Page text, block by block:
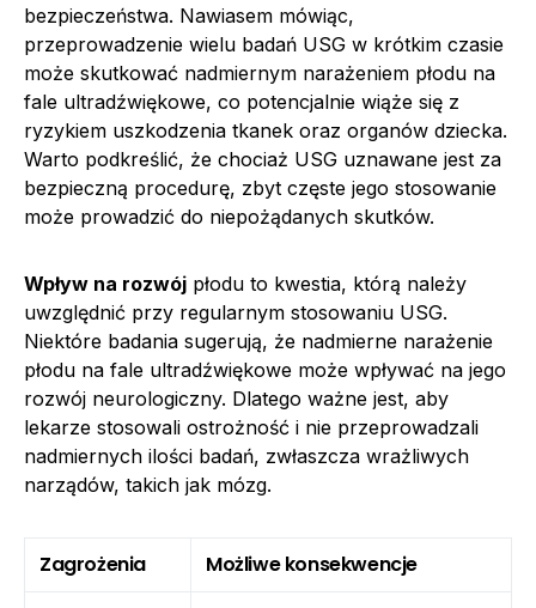
bezpieczeństwa. Nawiasem mówiąc,
przeprowadzenie wielu badań USG w krótkim czasie
może skutkować nadmiernym narażeniem płodu na
fale ultradźwiękowe, co potencjalnie wiąże się z
ryzykiem uszkodzenia tkanek oraz organów dziecka.
Warto podkreślić, że chociaż USG uznawane jest za
bezpieczną procedurę, zbyt częste jego stosowanie
może prowadzić do niepożądanych skutków.
Wpływ na rozwój płodu to kwestia, którą należy
uwzględnić przy regularnym stosowaniu USG.
Niektóre badania sugerują, że nadmierne narażenie
płodu na fale ultradźwiękowe może wpływać na jego
rozwój neurologiczny. Dlatego ważne jest, aby
lekarze stosowali ostrożność i nie przeprowadzali
nadmiernych ilości badań, zwłaszcza wrażliwych
narządów, takich jak mózg.
Zagrożenia Możliwe konsekwencje